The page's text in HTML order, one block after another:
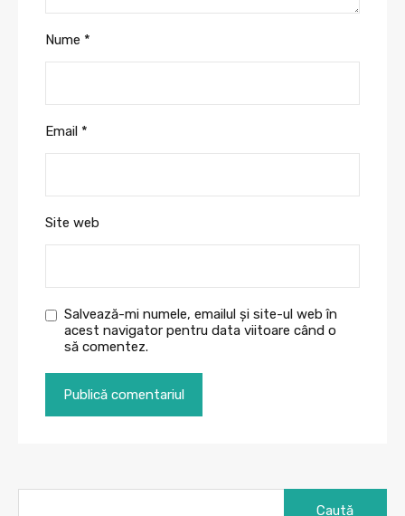
Nume *
Email *
Site web
Salvează-mi numele, emailul și site-ul web în
acest navigator pentru data viitoare când o
să comentez.